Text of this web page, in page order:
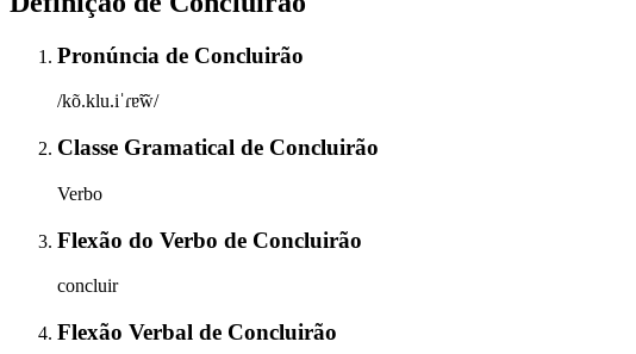
Pronúncia de Concluirão
/kõ.klu.iˈɾɐ̃w̃/
Classe Gramatical de Concluirão
Verbo
Flexão do Verbo de Concluirão
concluir
Flexão Verbal de Concluirão